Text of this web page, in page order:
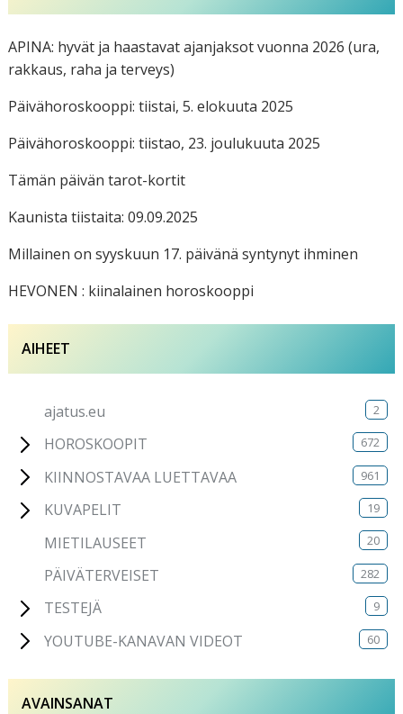
APINA: hyvät ja haastavat ajanjaksot vuonna 2026 (ura,
rakkaus, raha ja terveys)
Päivähoroskooppi: tiistai, 5. elokuuta 2025
Päivähoroskooppi: tiistao, 23. joulukuuta 2025
Tämän päivän tarot-kortit
Kaunista tiistaita: 09.09.2025
Millainen on syyskuun 17. päivänä syntynyt ihminen
HEVONEN : kiinalainen horoskooppi
AIHEET
ajatus.eu 2
HOROSKOOPIT 672
KIINNOSTAVAA LUETTAVAA 961
KUVAPELIT 19
MIETILAUSEET 20
PÄIVÄTERVEISET 282
TESTEJÄ 9
YOUTUBE-KANAVAN VIDEOT 60
AVAINSANAT